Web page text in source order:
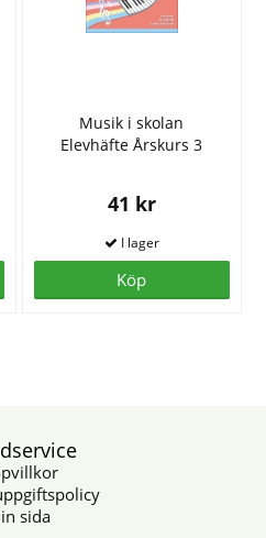
Musik i skolan
Elevhäfte Årskurs 3
41 kr
Köp
sida